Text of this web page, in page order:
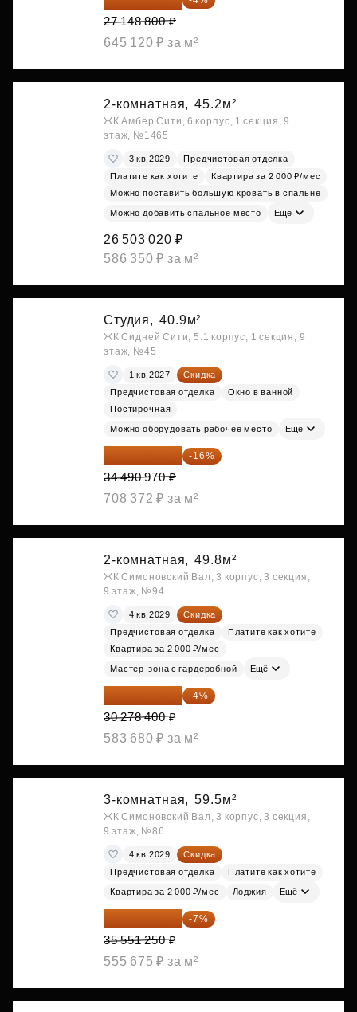
27 148 800 ₽
645 120 ₽ за м²
2-комнатная, 45.2м²
ЖК Амбер Сити, 6 корпус, 1 секция, 9
этаж, №1465
3 кв 2029
Предчистовая отделка
Платите как хотите
Квартира за 2 000 ₽/мес
Можно поставить большую кровать в спальне
Можно добавить спальное место Ещё
26 503 020 ₽
586 350 ₽ за м²
Студия, 40.9м²
ЖК Сидней Сити, 5.1 корпус, 1 секция, 9
этаж, №45
1 кв 2027
Скидка
Предчистовая отделка
Окно в ванной
Постирочная
Можно оборудовать рабочее место Ещё
28 972 415 ₽ -16%
34 490 970 ₽
708 372 ₽ за м²
2-комнатная, 49.8м²
ЖК Симоновский Вал, 3 корпус, 3 секция,
9 этаж, №94
4 кв 2029
Скидка
Предчистовая отделка
Платите как хотите
Квартира за 2 000 ₽/мес
Мастер-зона с гардеробной Ещё
29 067 264 ₽ -4%
30 278 400 ₽
583 680 ₽ за м²
3-комнатная, 59.5м²
ЖК Симоновский Вал, 3 корпус, 3 секция,
9 этаж, №86
4 кв 2029
Скидка
Предчистовая отделка
Платите как хотите
Квартира за 2 000 ₽/мес Лоджия Ещё
33 062 663 ₽ -7%
35 551 250 ₽
555 675 ₽ за м²